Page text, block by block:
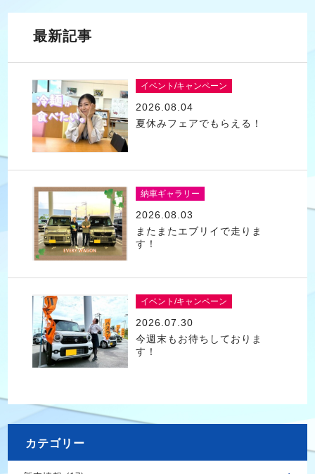
最新記事
イベント/キャンペーン
2026.08.04
夏休みフェアでもらえる！
納車ギャラリー
2026.08.03
またまたエブリイで走りま
す！
イベント/キャンペーン
2026.07.30
今週末もお待ちしておりま
す！
カテゴリー